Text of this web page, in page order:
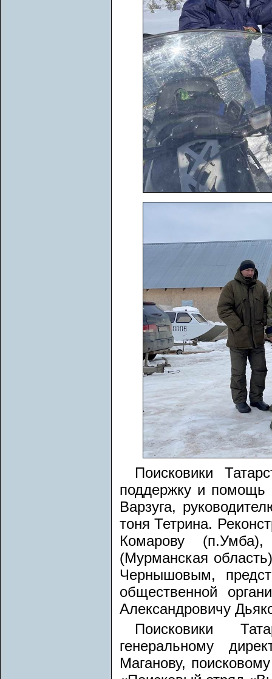
Поисковики
поддержку и помощь
Варзуга,
тоня Тетрина.
Комарову
(Мурманская
Чернышовым,
общественной
Александровичу
Поисковики
генеральному
Маганову,